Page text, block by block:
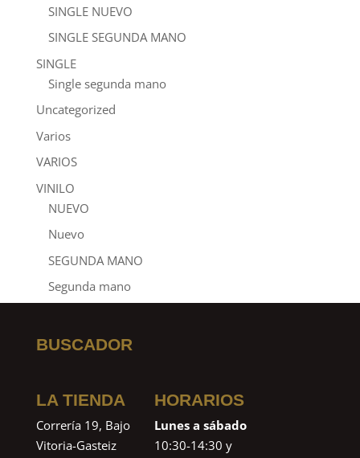
SINGLE NUEVO
SINGLE SEGUNDA MANO
SINGLE
Single segunda mano
Uncategorized
Varios
VARIOS
VINILO
NUEVO
Nuevo
SEGUNDA MANO
Segunda mano
BUSCADOR
LA TIENDA
Correría 19, Bajo
Vitoria-Gasteiz
HORARIOS
Lunes a sábado
10:30-14:30 y